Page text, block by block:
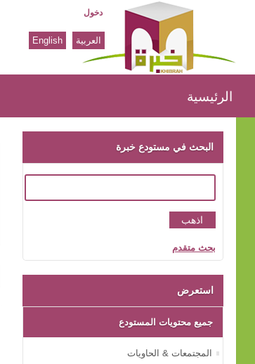
الرئيسية
دخول
العربية English
الرئيسية
البحث في مستودع خبرة
بحث متقدم
استعرض
جميع محتويات المستودع
المجتمعات & الحاويات